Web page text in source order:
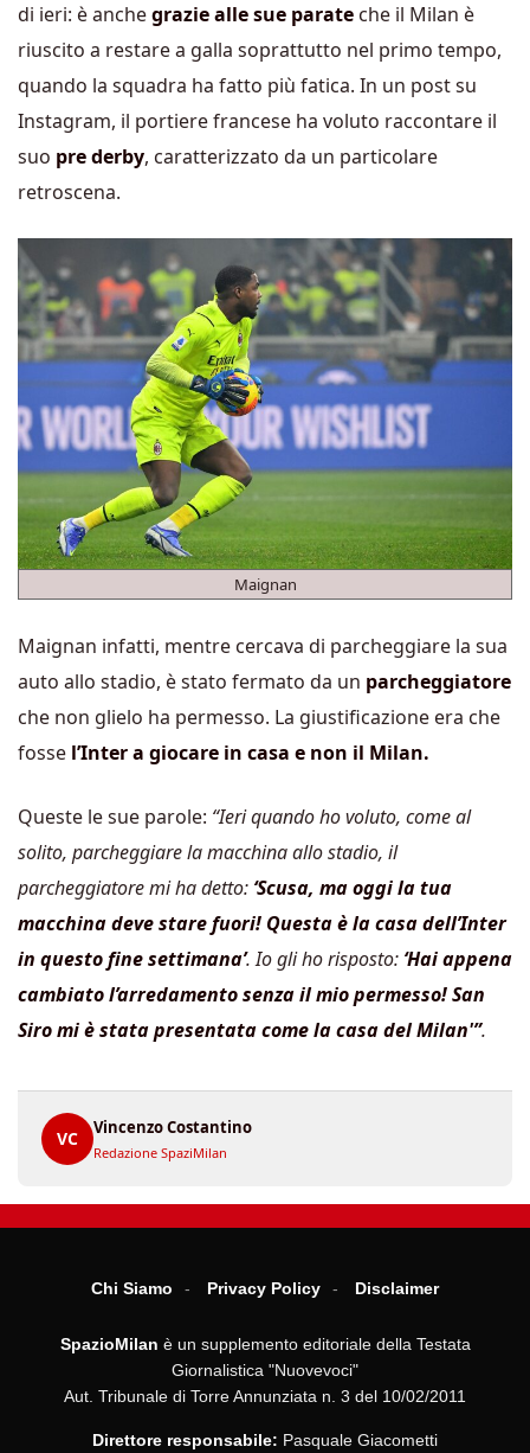
di ieri: è anchegrazie alle sue parate che il Milan è
riuscito a restare a galla soprattutto nel primo tempo,
quando la squadra ha fatto più fatica. In un post su
Instagram, il portiere francese ha voluto raccontare il
suo pre derby, caratterizzato da un particolare
retroscena.
Maignan
Maignan infatti, mentre cercava di parcheggiare la sua
auto allo stadio, è stato fermato da un parcheggiatore
che non glielo ha permesso. La giustificazione era che
fosse l’Inter a giocare in casa e non il Milan.
Queste le sue parole: “Ieri quando ho voluto, come al
solito, parcheggiare la macchina allo stadio, il
parcheggiatore mi ha detto: ‘Scusa, ma oggi la tua
macchina deve stare fuori! Questa è la casa dell’Inter
in questo fine settimana’. Io gli ho risposto: ‘Hai appena
cambiato l’arredamento senza il mio permesso! San
Siro mi è stata presentata come la casa del Milan'”.
VC
Vincenzo Costantino
Redazione SpaziMilan
Chi Siamo Privacy Policy Disclaimer
SpazioMilan è un supplemento editoriale della Testata
Giornalistica "Nuovevoci"
Aut. Tribunale di Torre Annunziata n. 3 del 10/02/2011
Direttore responsabile: Pasquale Giacometti